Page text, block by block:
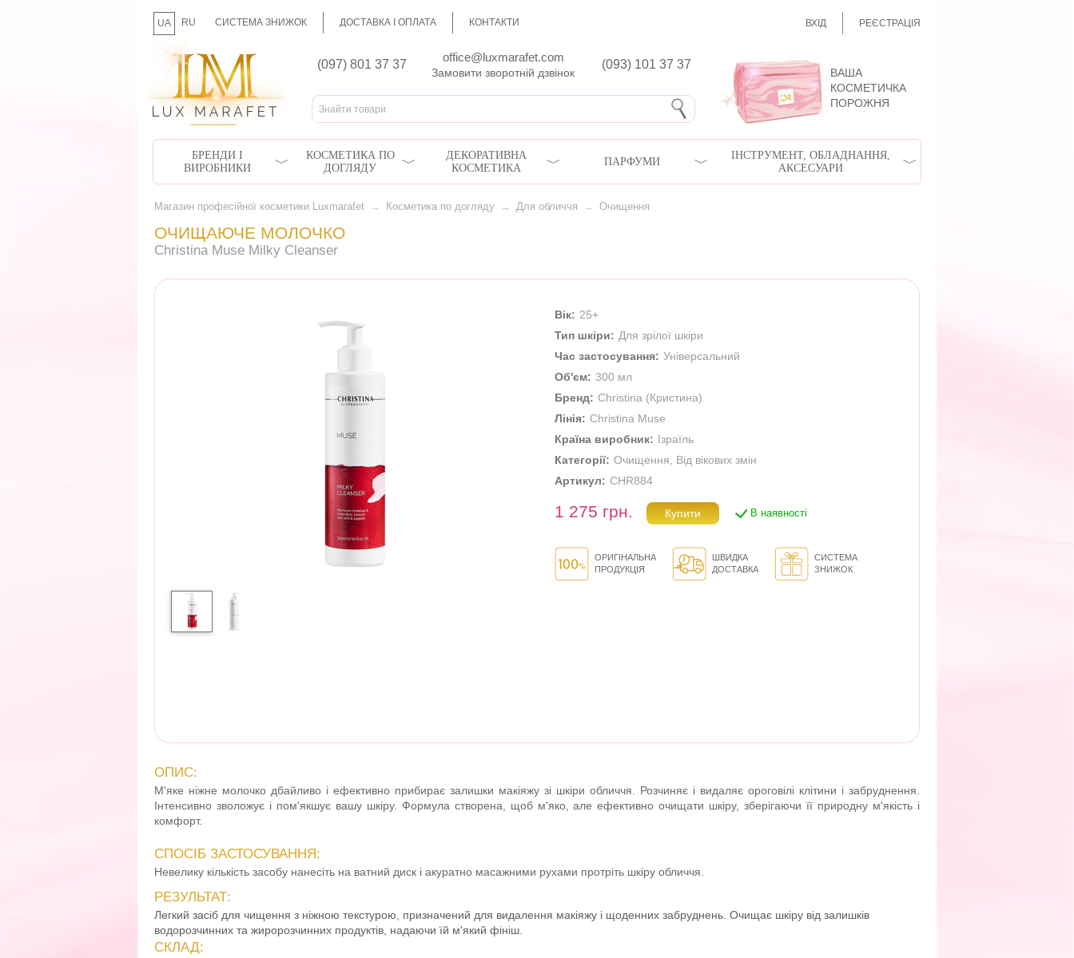
UA RU СИСТЕМА ЗНИЖОК ДОСТАВКА І ОПЛАТА КОНТАКТИ ВХІД РЕЄСТРАЦІЯ
(097) 801 37 37
office@luxmarafet.com
(093) 101 37 37
Замовити зворотній дзвінок
ВАША
КОСМЕТИЧКА
ПОРОЖНЯ
БРЕНДИ І
ВИРОБНИКИ
КОСМЕТИКА ПО
ДОГЛЯДУ
ДЕКОРАТИВНА
КОСМЕТИКА
ПАРФУМИ
ІНСТРУМЕНТ, ОБЛАДНАННЯ,
АКСЕСУАРИ
Магазин професійної косметики Luxmarafet → Косметика по догляду → Для обличчя → Очищення
ОЧИЩАЮЧЕ МОЛОЧКО
Christina Muse Milky Cleanser
Вік: 25+
Тип шкіри: Для зрілої шкіри
Час застосування: Універсальний
Об'єм: 300 мл
Бренд: Christina (Кристина)
Лінія: Christina Muse
Країна виробник: Ізраїль
Категорії: Очищення
Від вікових змін
Артикул: CHR884
1 275 грн. В наявності
ОРИГІНАЛЬНА
ПРОДУКЦІЯ
ШВИДКА
ДОСТАВКА
СИСТЕМА
ЗНИЖОК
ОПИС:
М'яке ніжне молочко дбайливо і ефективно прибирає залишки макіяжу зі шкіри обличчя. Розчиняє і видаляє ороговілі клітини і забруднення.
Інтенсивно зволожує і пом'якшує вашу шкіру. Формула створена, щоб м'яко, але ефективно очищати шкіру, зберігаючи її природну м'якість і
комфорт.
СПОСІБ ЗАСТОСУВАННЯ:
Невелику кількість засобу нанесіть на ватний диск і акуратно масажними рухами протріть шкіру обличчя.
РЕЗУЛЬТАТ:
Легкий засіб для чищення з ніжною текстурою, призначений для видалення макіяжу і щоденних забруднень. Очищає шкіру від залишків
водорозчинних та жиророзчинних продуктів, надаючи їй м'який фініш.
СКЛАД: